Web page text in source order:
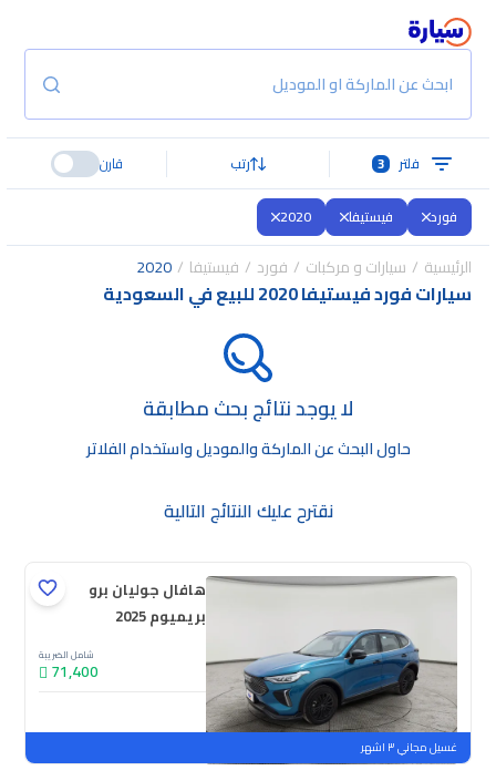
ابحث عن الماركة او الموديل
فلتر 3 رتب قارن
فورد فيستيفا 2020
الرئيسية سيارات و مركبات فورد فيستيفا 2020
سيارات فورد فيستيفا 2020 للبيع في السعودية
لا يوجد نتائج بحث مطابقة
حاول البحث عن الماركة والموديل واستخدام الفلاتر
نقترح عليك النتائج التالية
هافال جوليان برو
بريميوم 2025
شامل الضريبة
71,400
جديدة
ملوحة
غسيل مجاني ٣ اشهر